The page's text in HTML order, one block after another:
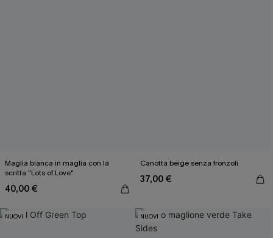
Maglia bianca in maglia con la
scritta "Lots of Love"
40,00 €
Canotta beige senza fronzoli
37,00 €
NUOVI NUOVI